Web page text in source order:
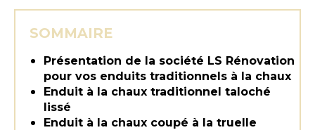
SOMMAIRE
Présentation de la société LS Rénovation
pour vos enduits traditionnels à la chaux
Enduit à la chaux traditionnel taloché
lissé
Enduit à la chaux coupé à la truelle